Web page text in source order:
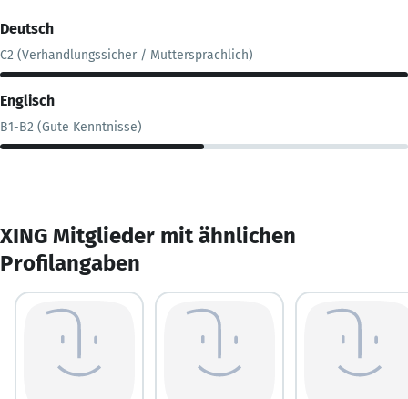
Deutsch
C2 (Verhandlungssicher / Muttersprachlich)
Englisch
B1-B2 (Gute Kenntnisse)
XING Mitglieder mit ähnlichen
Profilangaben